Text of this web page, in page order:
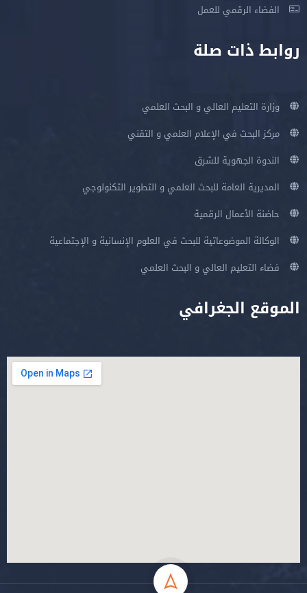
الفضاء الرقمي للعمل
روابط ذات صلة
وزارة التعليم العالي و البحث العلمي
مركز البحث في الإعلام العلمي و التقني
الندوة الجهوية للشرق
المديرية العامة للبحث العلمي و التطوير التكنولوجي
حاضنة الأعمال الرقمية
الوكالة الموضوعاتية للبحث في العلوم الإنسانية و الإجتماعية
فضاء التعليم العالي و البحث العلمي
الموقع الجغرافي